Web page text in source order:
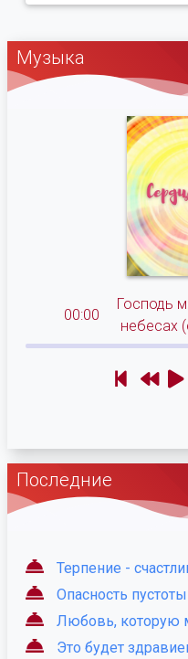
Музыка
00:00
Господь
небесах
Последние
Терпение -
Опасность пустоты
Любовь, которую
Это будет